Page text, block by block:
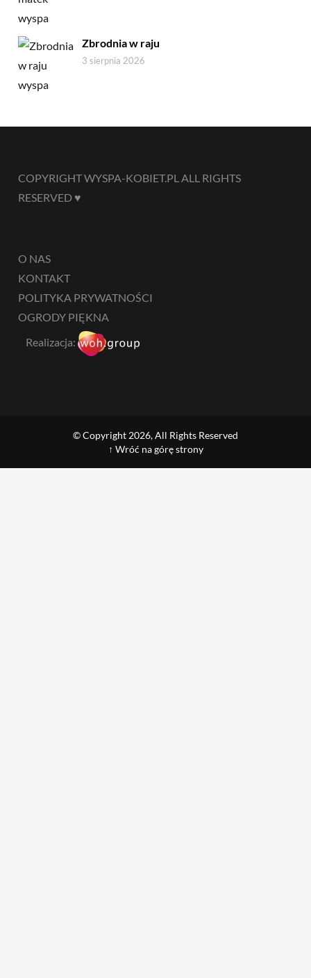
Zbrodnia w raju
3 sierpnia 2026
COPYRIGHT WYSPA-KOBIET.PL ALL RIGHTS
RESERVED ♥
O NAS
KONTAKT
POLITYKA PRYWATNOŚCI
OGRODY PIĘKNA
Realizacja:
© Copyright 2026, All Rights Reserved
↑ Wróć na górę strony